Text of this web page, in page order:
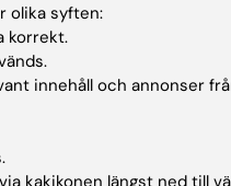
föreläsningar och
olika syften:
korrekt.
innehåll och annonser
kakikonen längst ned till